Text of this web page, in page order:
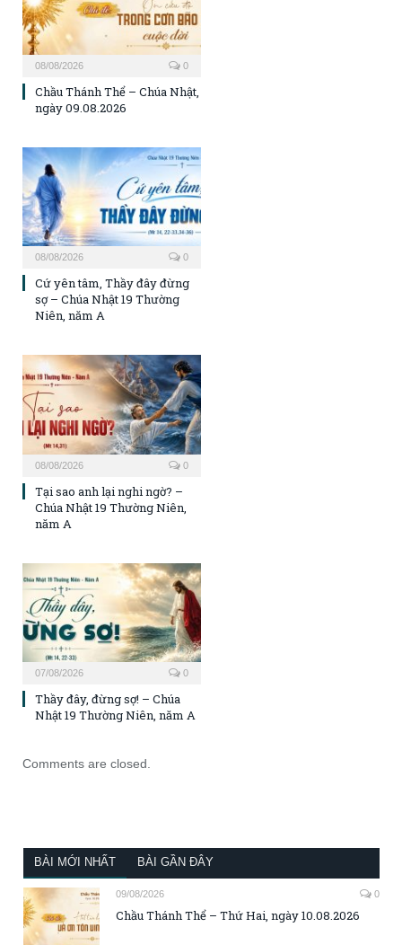
08/08/2026 0
Chầu Thánh Thể – Chúa Nhật,
ngày 09.08.2026
08/08/2026 0
Cứ yên tâm, Thầy đây đừng
sợ – Chúa Nhật 19 Thường
Niên, năm A
08/08/2026 0
Tại sao anh lại nghi ngờ? –
Chúa Nhật 19 Thường Niên,
năm A
07/08/2026 0
Thầy đây, đừng sợ! – Chúa
Nhật 19 Thường Niên, năm A
Comments are closed.
BÀI MỚI NHẤT BÀI GẦN ĐÂY
09/08/2026 0
Chầu Thánh Thể – Thứ Hai, ngày 10.08.2026